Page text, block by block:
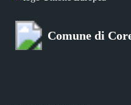
Comune di